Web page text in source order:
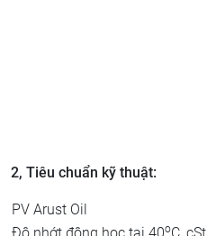
2, Tiêu chuẩn kỹ thuật:
PV Arust Oil
o